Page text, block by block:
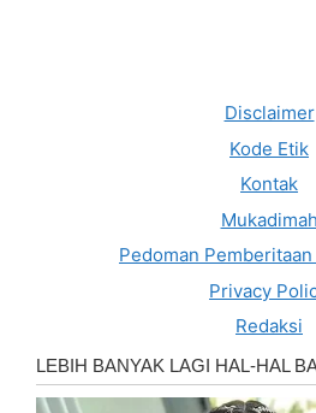
Disclaimer
Kode Etik
Kontak
Mukadimah
Pedoman
Privacy
Redaksi